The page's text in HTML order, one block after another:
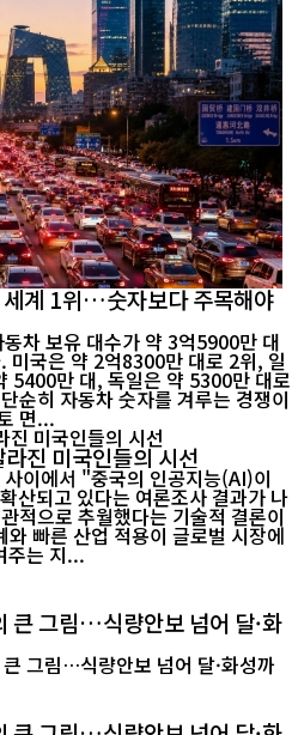
계 1위…숫자보다 주목해야
차 보유 대수가 약 3억5900만 대
미국은 약 2억8300만 대로 2위, 일
5400만 대, 독일은 약 5300만 대로
순히 자동차 숫자를 겨루는 경쟁이
면...
진 미국인들의 시선
이에서 "중국의 인공지능(AI)이
산되고 있다는 여론조사 결과가 나
적으로 추월했다는 기술적 결론이
빠른 산업 적용이 글로벌 시장에
주는 지...
큰 그림…식량안보 넘어 달·화